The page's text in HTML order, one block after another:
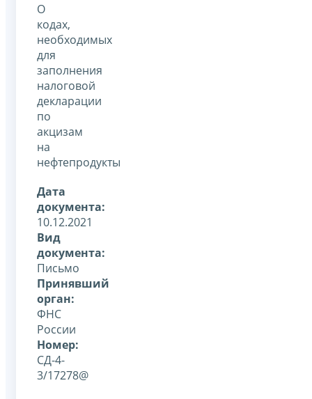
О
кодах,
необходимых
для
заполнения
налоговой
декларации
по
акцизам
на
нефтепродукты
Дата
документа:
10.12.2021
Вид
документа:
Письмо
Принявший
орган:
ФНС
России
Номер:
СД-4-
3/17278@